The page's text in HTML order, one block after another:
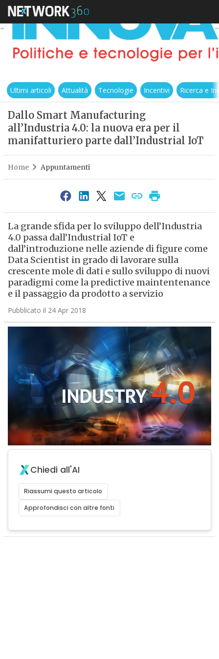
Ultimi articoli Attualità Tecnologie Incentivi Ricerca e
Dallo Smart Manufacturing
all’Industria 4.0: la nuova era per il
manifatturiero parte dall’Industrial IoT
Home Appuntamenti
La grande sfida per lo sviluppo dell’Industria
4.0 passa dall’Industrial IoT e
dall’introduzione nelle aziende di figure come
Data Scientist in grado di lavorare sulla
crescente mole di dati e sullo sviluppo di nuovi
paradigmi come la predictive maintentenance
e il passaggio da prodotto a servizio
Pubblicato il 24 Apr 2018
Chiedi all'AI
Riassumi questo articolo
Approfondisci con altre fonti